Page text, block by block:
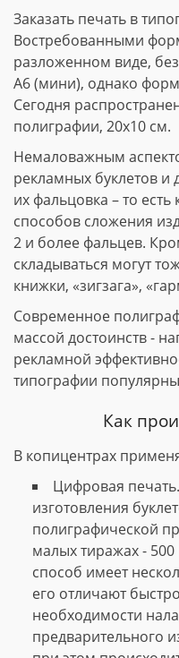
Заказать печать в
Востребованными
разложенном виде,
А6 (мини), однако
Сегодня
полиграфии, 20х10 см.
Немаловажным
рекламных буклетов и
их фальцовка – то
способов сложения
2 и более фальцев.
складываться могут
книжки, «зигзага»,
Современное
массой достоинств -
рекламной
типографии
Как
В копицентрах
Цифровая
изготовления
полиграфической
малых тиражах -
способ имеет
его отличают
необходимости
предварительного